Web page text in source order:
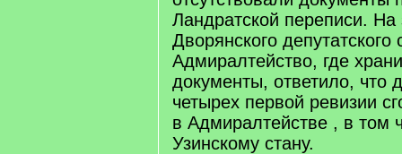
Ландратской переписи. На
Дворянского депутатского
Адмиралтейство, где
документы, ответило, что
четырех первой ревизии
в Адмиралтействе , в том
Узинскому стану.